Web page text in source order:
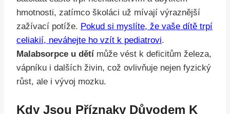
hmotnosti, zatímco školáci už mívají výraznější
zažívací potíže. Pokud si myslíte, že vaše dítě trpí
celiakií, neváhejte ho vzít k pediatrovi.
Malabsorpce u dětí může vést k deficitům železa,
vápníku i dalších živin, což ovlivňuje nejen fyzický
růst, ale i vývoj mozku.
Kdy Jsou Příznaky Důvodem K